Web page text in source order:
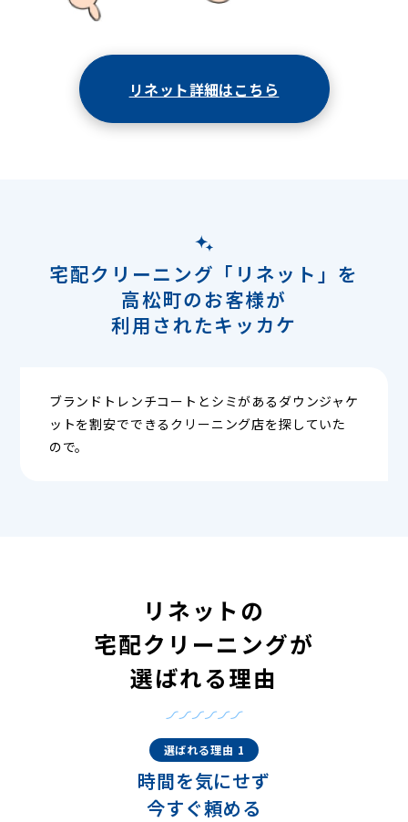
リネット詳細はこちら
宅配クリーニング「リネット」を
高松町のお客様が
利用されたキッカケ
ブランドトレンチコートとシミがあるダウンジャケ
ットを割安でできるクリーニング店を探していた
ので。
リネットの
宅配クリーニングが
選ばれる理由
選ばれる理由 1
時間を気にせず
今すぐ頼める